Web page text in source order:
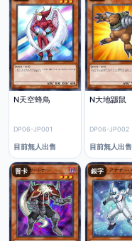
N天空蜂鳥
DP06-JP001
目前無人出售
N大地鼴鼠
DP06-JP002
目前無人出售
普卡 銀字